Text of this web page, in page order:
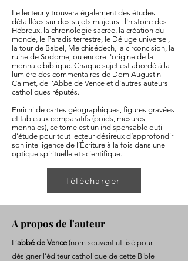
Le lecteur y trouvera également des études
détaillées sur des sujets majeurs : l'histoire des
Hébreux, la chronologie sacrée, la création du
monde, le Paradis terrestre, le Déluge universel,
la tour de Babel, Melchisédech, la circoncision, la
ruine de Sodome, ou encore l'origine de la
monnaie biblique. Chaque sujet est abordé à la
lumière des commentaires de Dom Augustin
Calmet, de l’Abbé de Vence et d’autres auteurs
catholiques réputés.
Enrichi de cartes géographiques, figures gravées
et tableaux comparatifs (poids, mesures,
monnaies), ce tome est un indispensable outil
d’étude pour tout lecteur désireux d’approfondir
son intelligence de l’Écriture à la fois dans une
optique spirituelle et scientifique.
Télécharger
A propos de l'auteur
L’abbé de Vence (nom souvent utilisé pour
désigner l’éditeur catholique de cette Bible